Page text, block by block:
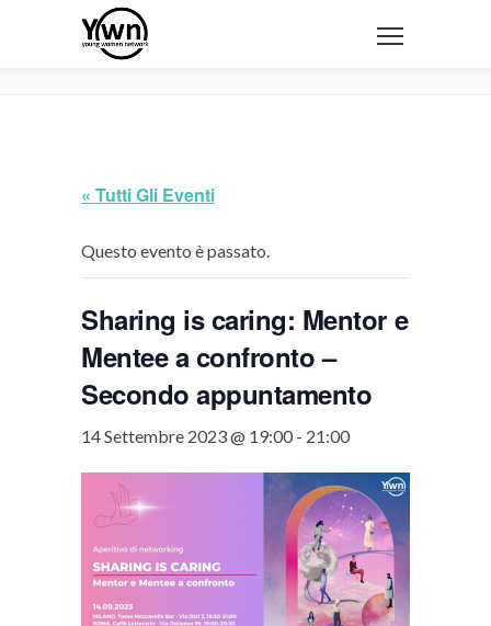
« Tutti Gli Eventi
Questo evento è passato.
Sharing is caring: Mentor e
Mentee a confronto –
Secondo appuntamento
14 Settembre 2023 @ 19:00 - 21:00